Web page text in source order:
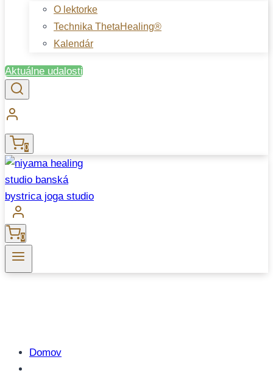
O lektorke
Technika ThetaHealing®
Kalendár
Aktuálne udalosti
0
0
Domov